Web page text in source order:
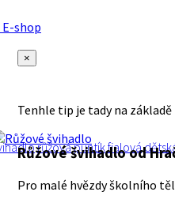
shop
×
Tenhle tip je tady na
růžovápuntíkfialová
Růžové švihadlood
Pro malé hvězdy školního